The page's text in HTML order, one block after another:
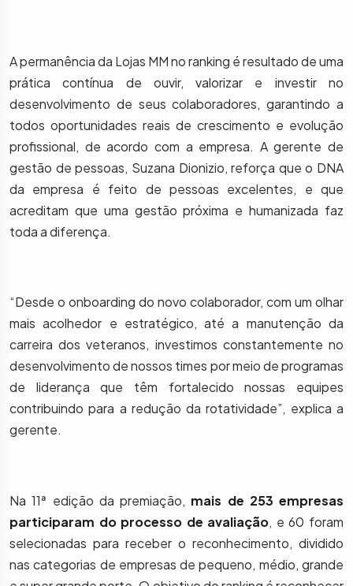
A permanência da Lojas MM no ranking é resultado de uma
prática contínua de ouvir, valorizar e investir no
desenvolvimento de seus colaboradores, garantindo a
todos oportunidades reais de crescimento e evolução
profissional, de acordo com a empresa. A gerente de
gestão de pessoas, Suzana Dionizio, reforça que o DNA
da empresa é feito de pessoas excelentes, e que
acreditam que uma gestão próxima e humanizada faz
toda a diferença.
“Desde o onboarding do novo colaborador, com um olhar
mais acolhedor e estratégico, até a manutenção da
carreira dos veteranos, investimos constantemente no
desenvolvimento de nossos times por meio de programas
de liderança que têm fortalecido nossas equipes
contribuindo para a redução da rotatividade”, explica a
gerente.
Na 11ª edição da premiação, mais de 253 empresas
participaram do processo de avaliação, e 60 foram
selecionadas para receber o reconhecimento, dividido
nas categorias de empresas de pequeno, médio, grande